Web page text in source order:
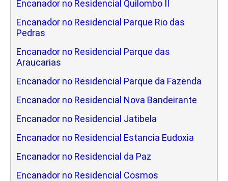
Encanador no Residencial Quilombo II
Encanador no Residencial Parque Rio das
Pedras
Encanador no Residencial Parque das
Araucarias
Encanador no Residencial Parque da Fazenda
Encanador no Residencial Nova Bandeirante
Encanador no Residencial Jatibela
Encanador no Residencial Estancia Eudoxia
Encanador no Residencial da Paz
Encanador no Residencial Cosmos